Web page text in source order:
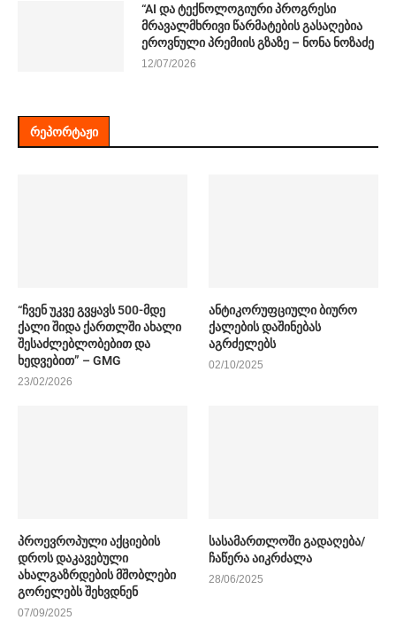
“AI და ტექნოლოგიური პროგრესი
მრავალმხრივი წარმატების გასაღებია
ეროვნული პრემიის გზაზე – ნონა ნოზაძე
12/07/2026
ᲠᲔᲞᲝᲠᲢᲐᲟᲘ
“ჩვენ უკვე გვყავს 500-მდე
ქალი შიდა ქართლში ახალი
შესაძლებლობებით და
ხედვებით” – GMG
23/02/2026
ანტიკორუფციული ბიურო
ქალების დაშინებას
აგრძელებს
02/10/2025
პროევროპული აქციების
დროს დაკავებული
ახალგაზრდების მშობლები
გორელებს შეხვდნენ
07/09/2025
სასამართლოში გადაღება/
ჩაწერა აიკრძალა
28/06/2025